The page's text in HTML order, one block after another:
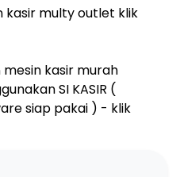
kasir multy outlet klik
kasir murah
SI KASIR (
siap pakai ) - klik